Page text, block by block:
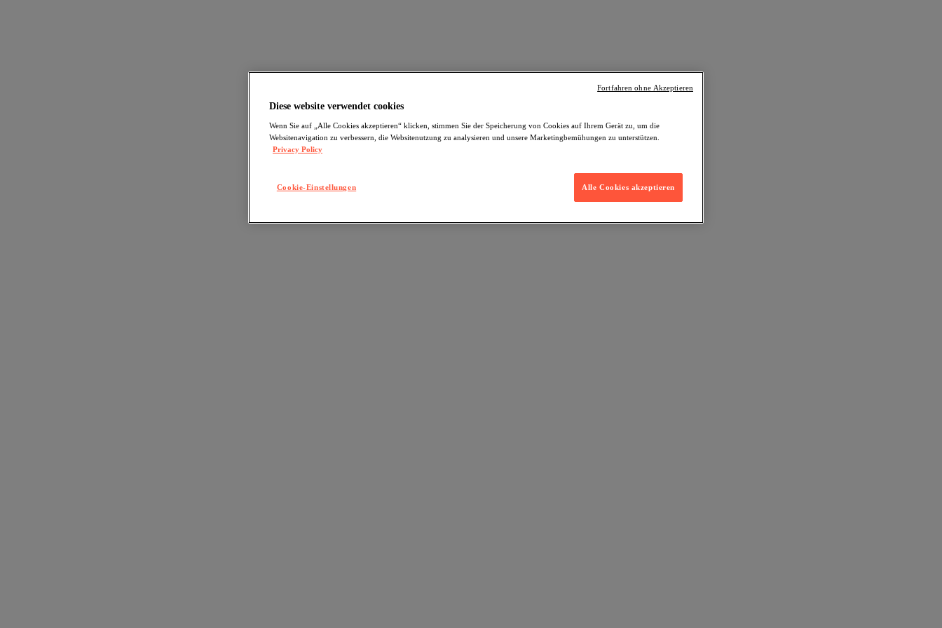
Diese website verwendet cookies
Wenn Sie auf „Alle Cookies akzeptieren“ klicken, stimmen Sie der Speicherung von Cookies auf Ihrem Gerät zu, um die
Websitenavigation zu verbessern, die Websitenutzung zu analysieren und unsere Marketingbemühungen zu unterstützen.
Privacy Policy
Cookie-Einstellungen Alle Cookies akzeptieren
Fortfahren ohne Akzeptieren